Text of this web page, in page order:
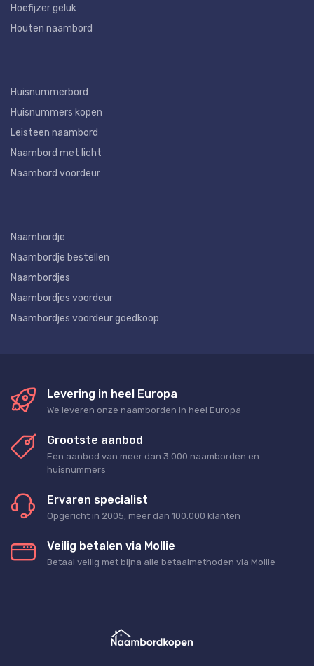
Hoefijzer geluk
Houten naambord
Huisnummerbord
Huisnummers kopen
Leisteen naambord
Naambord met licht
Naambord voordeur
Naambordje
Naambordje bestellen
Naambordjes
Naambordjes voordeur
Naambordjes voordeur goedkoop
Levering in heel Europa
We leveren onze naamborden in heel Europa
Grootste aanbod
Een aanbod van meer dan 3.000 naamborden en
huisnummers
Ervaren specialist
Opgericht in 2005, meer dan 100.000 klanten
Veilig betalen via Mollie
Betaal veilig met bijna alle betaalmethoden via Mollie